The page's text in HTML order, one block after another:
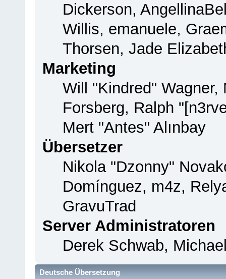
Dickerson,
Willis, emanuele,
Thorsen, Jade
Marketing
Will "Kindred" Wagner,
Forsberg, Ralph
Mert "Antes" Alınbay
Übersetzer
Nikola "Dzonny"
Domínguez, m4z,
GravuTrad
Server Administratoren
Derek Schwab,
Deutsche Übersetzung